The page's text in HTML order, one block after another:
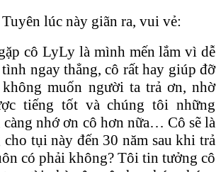
lúc này giãn ra, vui vẻ:
cô LyLy là mình mến lắm vì dễ
ngay thẳng, cô rất hay giúp đỡ
muốn người ta trả ơn, nhờ
tiếng tốt và chúng tôi những
nhớ ơn cô hơn nữa… Cô sẽ là
tụi này đến 30 năm sau khi trả
có phải không? Tôi tin tưởng cô